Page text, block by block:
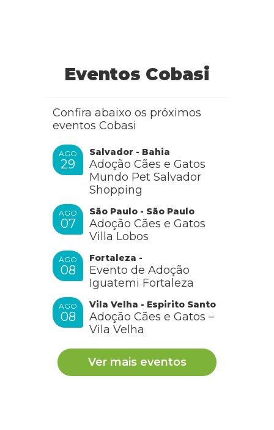
Eventos Cobasi
Confira abaixo os próximos
eventos Cobasi
AGO
29
Salvador - Bahia
Adoção Cães e Gatos
Mundo Pet Salvador
Shopping
AGO
07
São Paulo - São Paulo
Adoção Cães e Gatos
Villa Lobos
AGO
08
Fortaleza -
Evento de Adoção
Iguatemi Fortaleza
AGO
08
Vila Velha - Espirito Santo
Adoção Cães e Gatos –
Vila Velha
Ver mais eventos